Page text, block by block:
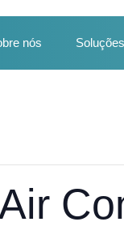
nós Soluções